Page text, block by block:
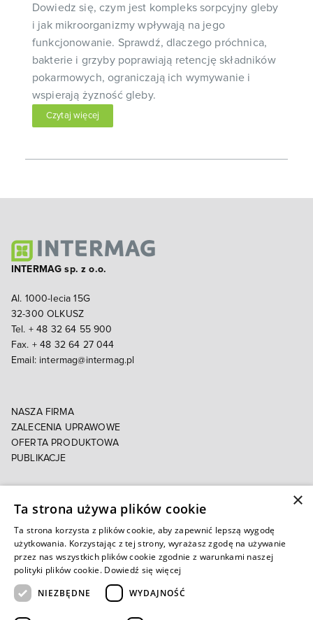
Dowiedz się, czym jest kompleks sorpcyjny gleby
i jak mikroorganizmy wpływają na jego
funkcjonowanie. Sprawdź, dlaczego próchnica,
bakterie i grzyby poprawiają retencję składników
pokarmowych, ograniczają ich wymywanie i
wspierają żyzność gleby.
Czytaj więcej
INTERMAG sp. z o.o.
Al. 1000-lecia 15G
32-300 OLKUSZ
Tel. + 48 32 64 55 900
Fax. + 48 32 64 27 044
Email: intermag@intermag.pl
NASZA FIRMA
ZALECENIA UPRAWOWE
OFERTA PRODUKTOWA
PUBLIKACJE
POLITYKA COOKIES
E-FAKTURA
Autoryzowany e-sklep
×
Ta strona używa plików cookie
Ta strona korzysta z plików cookie, aby zapewnić lepszą wygodę
użytkowania. Korzystając z tej strony, wyrażasz zgodę na używanie
przez nas wszystkich plików cookie zgodnie z warunkami naszej
polityki plików cookie. Dowiedź się więcej
NIEZBĘDNE
WYDAJNOŚĆ